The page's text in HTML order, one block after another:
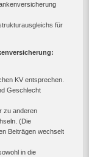
für
KV entsprechen.
Geschlecht
zu anderen
(Die
Beiträgen wechselt
in die